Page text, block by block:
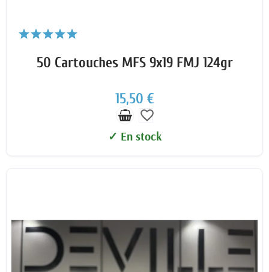
50 Cartouches MFS 9x19 FMJ 124gr
15,50 €
favorite_border
✓ En stock